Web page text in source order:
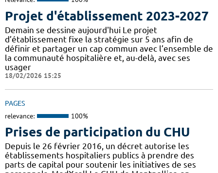
Projet d'établissement 2023-2027
Demain se dessine aujourd'hui Le projet
d’établissement fixe la stratégie sur 5 ans afin de
définir et partager un cap commun avec l’ensemble de
la communauté hospitalière et, au-delà, avec ses
usager
18/02/2026 15:25
PAGES
relevance: 100%
Prises de participation du CHU
Depuis le 26 février 2016, un décret autorise les
établissements hospitaliers publics à prendre des
parts de capital pour soutenir les initiatives de ses